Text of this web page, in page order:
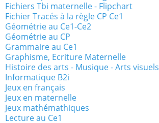
Fichiers Tbi maternelle - Flipchart
Fichier Tracés à la règle CP Ce1
Géométrie au Ce1-Ce2
Géométrie au CP
Grammaire au Ce1
Graphisme, Ecriture Maternelle
Histoire des arts - Musique - Arts visuels
Informatique B2i
Jeux en français
Jeux en maternelle
Jeux mathémathiques
Lecture au Ce1